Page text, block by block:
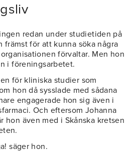
redan under studietiden på
främst för att kunna söka några
förvaltar. Men hon
i föreningsarbetet.
för kliniska studier som
hon då sysslade med sådana
engagerade hon sig även i
Och eftersom Johanna
hon även med i Skånska kretsen
säger hon.